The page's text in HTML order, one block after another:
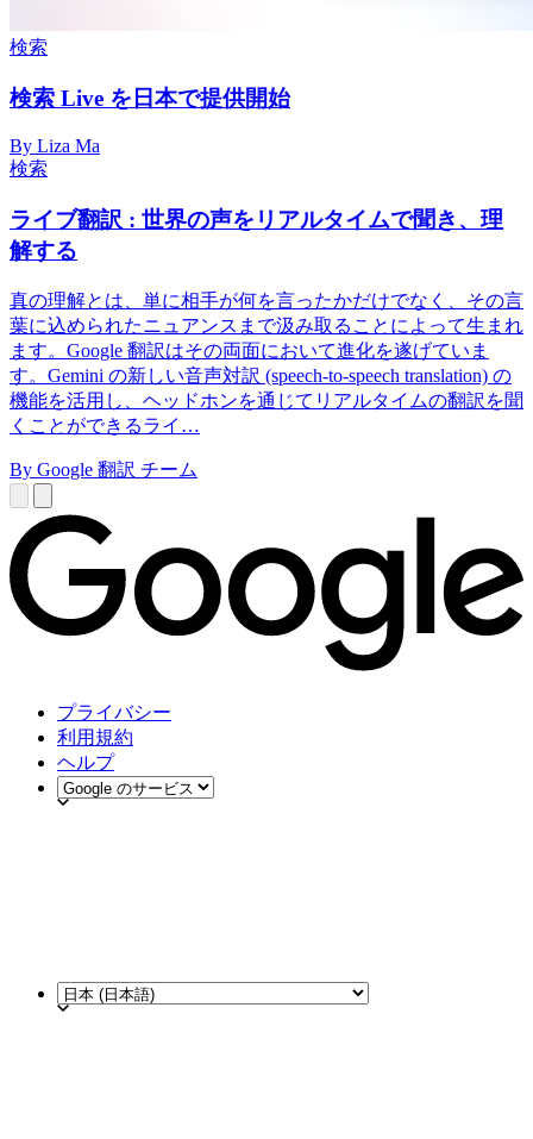
検索
検索 Live を日本で提供開始
By Liza Ma
検索
ライブ翻訳 : 世界の声をリアルタイムで聞き、理
解する
真の理解とは、単に相手が何を言ったかだけでなく、その言
葉に込められたニュアンスまで汲み取ることによって生まれ
ます。Google 翻訳はその両面において進化を遂げていま
す。Gemini の新しい音声対訳 (speech-to-speech translation) の
機能を活用し、ヘッドホンを通じてリアルタイムの翻訳を聞
くことができるライ…
By Google 翻訳 チーム
プライバシー
利用規約
ヘルプ